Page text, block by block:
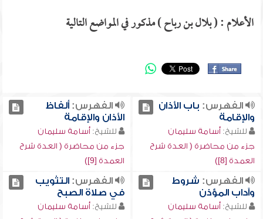
الأعلام : ( بلال بن رباح ) مذكور في المواضع التالية
الفهرس: باب الأذان
والإقامة
للشيخ: أسامة سليمان
جزء من محاضرة ( العدة شرح
العمدة [8])
الفهرس:ألفاظ
الأذان والإقامة
للشيخ: أسامة سليمان
جزء من محاضرة ( العدة شرح
العمدة [9])
الفهرس: شروط
وآداب المؤذن
للشيخ: أسامة سليمان
الفهرس:التثويب
في صلاة الصبح
للشيخ: أسامة سليمان